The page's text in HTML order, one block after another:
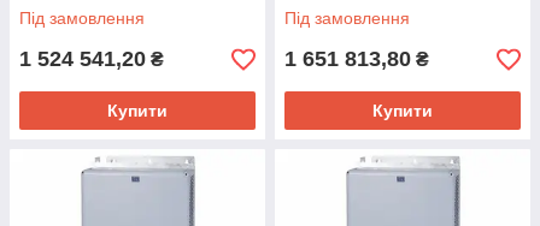
Під замовлення
1 524 541,20 ₴
Купити
Під замовлення
1 651 813,80 ₴
Купити